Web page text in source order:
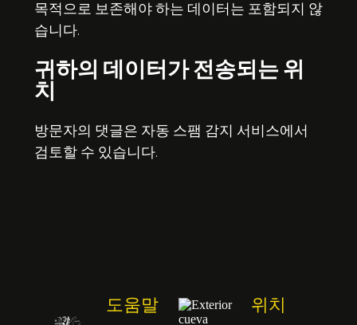
목적으로 보존해야 하는 데이터는 포함되지 않
습니다.
귀하의 데이터가 전송되는 위
치
방문자의 댓글은 자동 스팸 감지 서비스에서
검토할 수 있습니다.
도움말 위치